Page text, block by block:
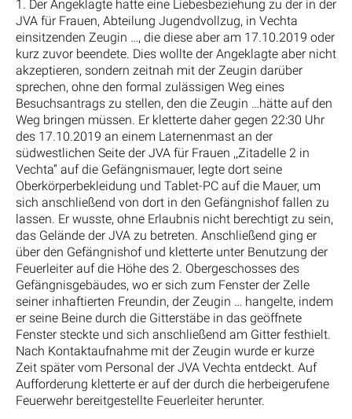
1. Der Angeklagte hatte eine Liebesbeziehung zu der in der
JVA für Frauen, Abteilung Jugendvollzug, in Vechta
einsitzenden Zeugin …, die diese aber am 17.10.2019 oder
kurz zuvor beendete. Dies wollte der Angeklagte aber nicht
akzeptieren, sondern zeitnah mit der Zeugin darüber
sprechen, ohne den formal zulässigen Weg eines
Besuchsantrags zu stellen, den die Zeugin …hätte auf den
Weg bringen müssen. Er kletterte daher gegen 22:30 Uhr
des 17.10.2019 an einem Laternenmast an der
südwestlichen Seite der JVA für Frauen ,,Zitadelle 2 in
Vechta“ auf die Gefängnismauer, legte dort seine
Oberkörperbekleidung und Tablet-PC auf die Mauer, um
sich anschließend von dort in den Gefängnishof fallen zu
lassen. Er wusste, ohne Erlaubnis nicht berechtigt zu sein,
das Gelände der JVA zu betreten. Anschließend ging er
über den Gefängnishof und kletterte unter Benutzung der
Feuerleiter auf die Höhe des 2. Obergeschosses des
Gefängnisgebäudes, wo er sich zum Fenster der Zelle
seiner inhaftierten Freundin, der Zeugin … hangelte, indem
er seine Beine durch die Gitterstäbe in das geöffnete
Fenster steckte und sich anschließend am Gitter festhielt.
Nach Kontaktaufnahme mit der Zeugin wurde er kurze
Zeit später vom Personal der JVA Vechta entdeckt. Auf
Aufforderung kletterte er auf der durch die herbeigerufene
Feuerwehr bereitgestellte Feuerleiter herunter.